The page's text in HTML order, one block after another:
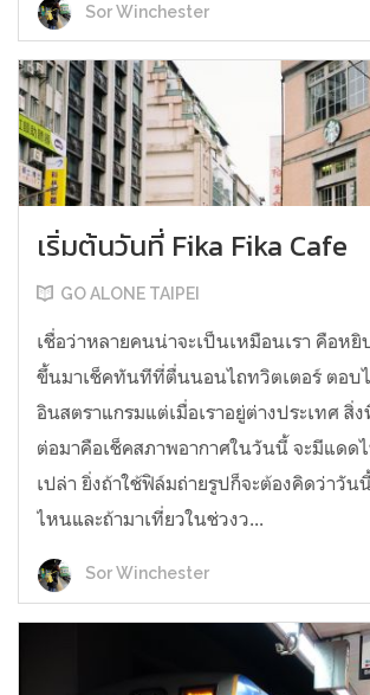
Sor Winchester
เริ่มต้นวันที่ Fika Fika Cafe
GO ALONE TAIPEI
เชื่อว่าหลายคนน่าจะเป็นเหมือนเรา คือห
ขึ้นมาเช็คทันทีที่ตื่นนอนไถทวิตเตอร์ ตอบ
อินสตราแกรมแต่เมื่อเราอยู่ต่างประเทศ สิ่
ต่อมาคือเช็คสภาพอากาศในวันนี้ จะมีแดด
เปล่า ยิ่งถ้าใช้ฟิล์มถ่ายรูปก็จะต้องคิดว่าวัน
ไหนและถ้ามาเที่ยวในช่วงว...
Sor Winchester